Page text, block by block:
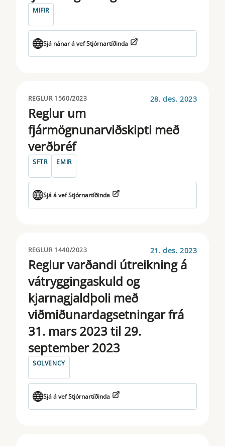
SOLVENCY
STS
TAKEOVER BIDS
UCITS
MIFIR
Sjá nánar á vef Stjórnartíðinda
REGLUR 1560/2023 28. des. 2023
Reglur um
fjármögnunarviðskipti með
verðbréf
SFTR EMIR
Sjá á vef Stjórnartíðinda
REGLUR 1440/2023 21. des. 2023
Reglur varðandi útreikning á
vátryggingaskuld og
kjarnagjaldþoli með
viðmiðunardagsetningar frá
31. mars 2023 til 29.
september 2023
SOLVENCY
Sjá á vef Stjórnartíðinda